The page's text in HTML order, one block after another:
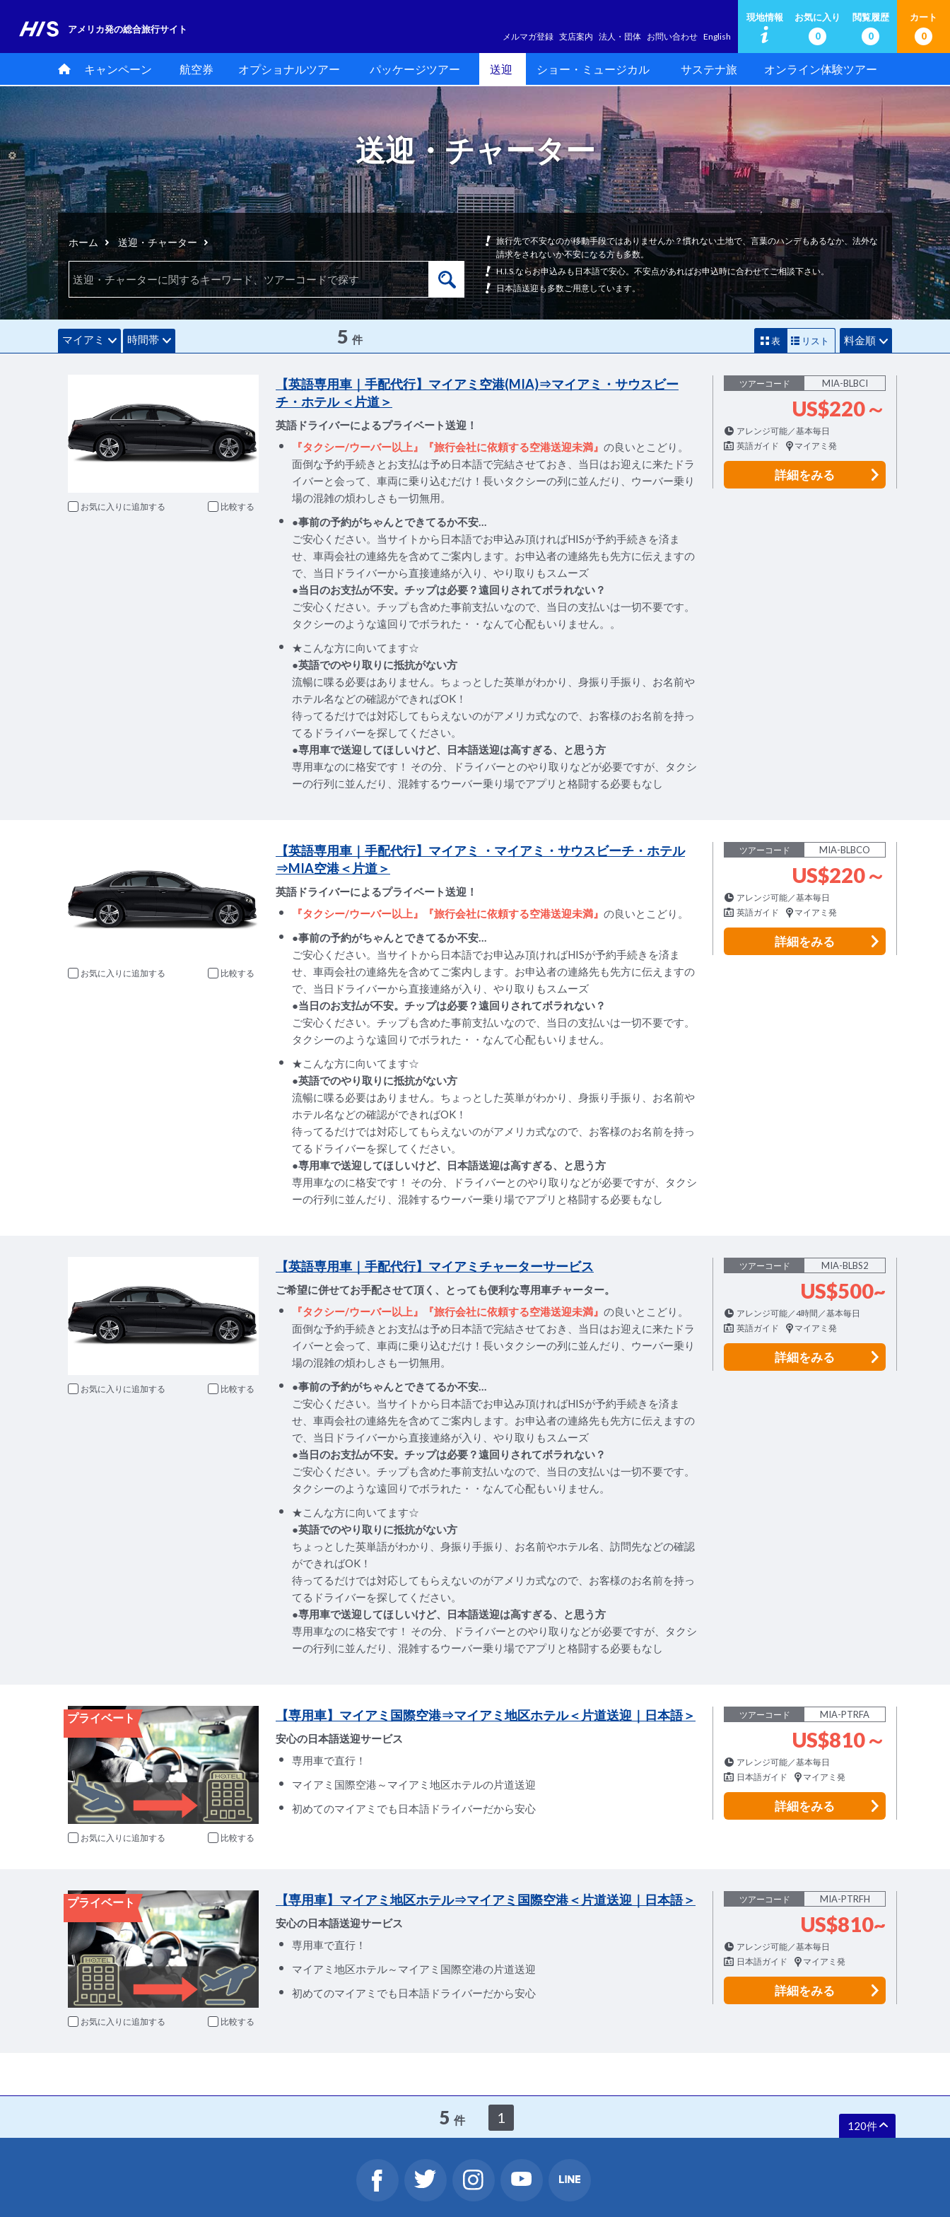
アメリカ発の総合旅行サイト
メルマガ登録 支店案内 法人・団体 お問い合わせ English
現地情報
お気に入り
0
閲覧履歴
0
カート
0
キャンペーン 航空券 オプショナルツアー パッケージツアー 送迎 ショー・ミュージカル サステナ旅 オンライン体験ツアー
送迎・チャーター
ホーム 送迎・チャーター
旅行先で不安なのが移動手段ではありませんか？慣れない土地で、言葉のハンデもあるなか、法外な
請求をされないか不安になる方も多数。
H.I.S.ならお申込みも日本語で安心。不安点があればお申込時に合わせてご相談下さい。
日本語送迎も多数ご用意しています。
マイアミ 時間帯 5 件 表 リスト 料金順
お気に入りに追加 比較
【英語専用車｜手配代行】マイアミ空港(MIA)⇒マイアミ・サウスビー
チ・ホテル ＜片道＞
英語ドライバーによるプライベート送迎！
『タクシー/ウーバー以上』『旅行会社に依頼する空港送迎未満』 の良いとこどり。
面倒な予約手続きとお支払は予め日本語で完結させておき、当日はお迎えに来たドラ
イバーと会って、車両に乗り込むだけ！長いタクシーの列に並んだり、ウーバー乗り
場の混雑の煩わしさも一切無用。
●事前の予約がちゃんとできてるか不安…
ご安心ください。当サイトから日本語でお申込み頂ければHISが予約手続きを済ま
せ、車両会社の連絡先を含めてご案内します。お申込者の連絡先も先方に伝えますの
で、当日ドライバーから直接連絡が入り、やり取りもスムーズ
●当日のお支払が不安。チップは必要？遠回りされてボラれない？
ご安心ください。チップも含めた事前支払いなので、当日の支払いは一切不要です。
タクシーのような遠回りでボラれた・・なんて心配もいりません。。
★こんな方に向いてます☆
●英語でのやり取りに抵抗がない方
流暢に喋る必要はありません。ちょっとした英単がわかり、身振り手振り、お名前や
ホテル名などの確認ができればOK！
待ってるだけでは対応してもらえないのがアメリカ式なので、お客様のお名前を持っ
てるドライバーを探してください。
●専用車で送迎してほしいけど、日本語送迎は高すぎる、と思う方
専用車なのに格安です！ その分、ドライバーとのやり取りなどが必要ですが、タクシ
ーの行列に並んだり、混雑するウーバー乗り場でアプリと格闘する必要もなし
ツアーコード MIA-BLBCI
US$220～
アレンジ可能／基本毎日
英語ガイド
マイアミ発
詳細をみる
お気に入りに追加 比較
【英語専用車｜手配代行】マイアミ ・マイアミ・サウスビーチ・ホテル
⇒MIA空港＜片道＞
英語ドライバーによるプライベート送迎！
『タクシー/ウーバー以上』『旅行会社に依頼する空港送迎未満』 の良いとこどり。
●事前の予約がちゃんとできてるか不安…
ご安心ください。当サイトから日本語でお申込み頂ければHISが予約手続きを済ま
せ、車両会社の連絡先を含めてご案内します。お申込者の連絡先も先方に伝えますの
で、当日ドライバーから直接連絡が入り、やり取りもスムーズ
●当日のお支払が不安。チップは必要？遠回りされてボラれない？
ご安心ください。チップも含めた事前支払いなので、当日の支払いは一切不要です。
タクシーのような遠回りでボラれた・・なんて心配もいりません。
★こんな方に向いてます☆
●英語でのやり取りに抵抗がない方
流暢に喋る必要はありません。ちょっとした英単がわかり、身振り手振り、お名前や
ホテル名などの確認ができればOK！
待ってるだけでは対応してもらえないのがアメリカ式なので、お客様のお名前を持っ
てるドライバーを探してください。
●専用車で送迎してほしいけど、日本語送迎は高すぎる、と思う方
専用車なのに格安です！ その分、ドライバーとのやり取りなどが必要ですが、タクシ
ーの行列に並んだり、混雑するウーバー乗り場でアプリと格闘する必要もなし
ツアーコード MIA-BLBCO
US$220～
アレンジ可能／基本毎日
英語ガイド
マイアミ発
詳細をみる
お気に入りに追加 比較
【英語専用車｜手配代行】マイアミチャーターサービス
ご希望に併せてお手配させて頂く、とっても便利な専用車チャーター。
『タクシー/ウーバー以上』『旅行会社に依頼する空港送迎未満』 の良いとこどり。
面倒な予約手続きとお支払は予め日本語で完結させておき、当日はお迎えに来たドラ
イバーと会って、車両に乗り込むだけ！長いタクシーの列に並んだり、ウーバー乗り
場の混雑の煩わしさも一切無用。
●事前の予約がちゃんとできてるか不安…
ご安心ください。当サイトから日本語でお申込み頂ければHISが予約手続きを済ま
せ、車両会社の連絡先を含めてご案内します。お申込者の連絡先も先方に伝えますの
で、当日ドライバーから直接連絡が入り、やり取りもスムーズ
●当日のお支払が不安。チップは必要？遠回りされてボラれない？
ご安心ください。チップも含めた事前支払いなので、当日の支払いは一切不要です。
タクシーのような遠回りでボラれた・・なんて心配もいりません。
★こんな方に向いてます☆
●英語でのやり取りに抵抗がない方
ちょっとした英単語がわかり、身振り手振り、お名前やホテル名、訪問先などの確認
ができればOK！
待ってるだけでは対応してもらえないのがアメリカ式なので、お客様のお名前を持っ
てるドライバーを探してください。
●専用車で送迎してほしいけど、日本語送迎は高すぎる、と思う方
専用車なのに格安です！ その分、ドライバーとのやり取りなどが必要ですが、タクシ
ーの行列に並んだり、混雑するウーバー乗り場でアプリと格闘する必要もなし
ツアーコード MIA-BLBS2
US$500~
アレンジ可能／4時間／基本毎日
英語ガイド
マイアミ発
詳細をみる
プライベート
お気に入りに追加 比較
【専用車】マイアミ国際空港⇒マイアミ地区ホテル＜片道送迎｜日本語＞
安心の日本語送迎サービス
専用車で直行！
マイアミ国際空港～マイアミ地区ホテルの片道送迎
初めてのマイアミでも日本語ドライバーだから安心
ツアーコード MIA-PTRFA
US$810～
アレンジ可能／基本毎日
日本語ガイド
マイアミ発
詳細をみる
プライベート
お気に入りに追加 比較
【専用車】マイアミ地区ホテル⇒マイアミ国際空港＜片道送迎｜日本語＞
安心の日本語送迎サービス
専用車で直行！
マイアミ地区ホテル～マイアミ国際空港の片道送迎
初めてのマイアミでも日本語ドライバーだから安心
ツアーコード MIA-PTRFH
US$810~
アレンジ可能／基本毎日
日本語ガイド
マイアミ発
詳細をみる
5 件 1
120件